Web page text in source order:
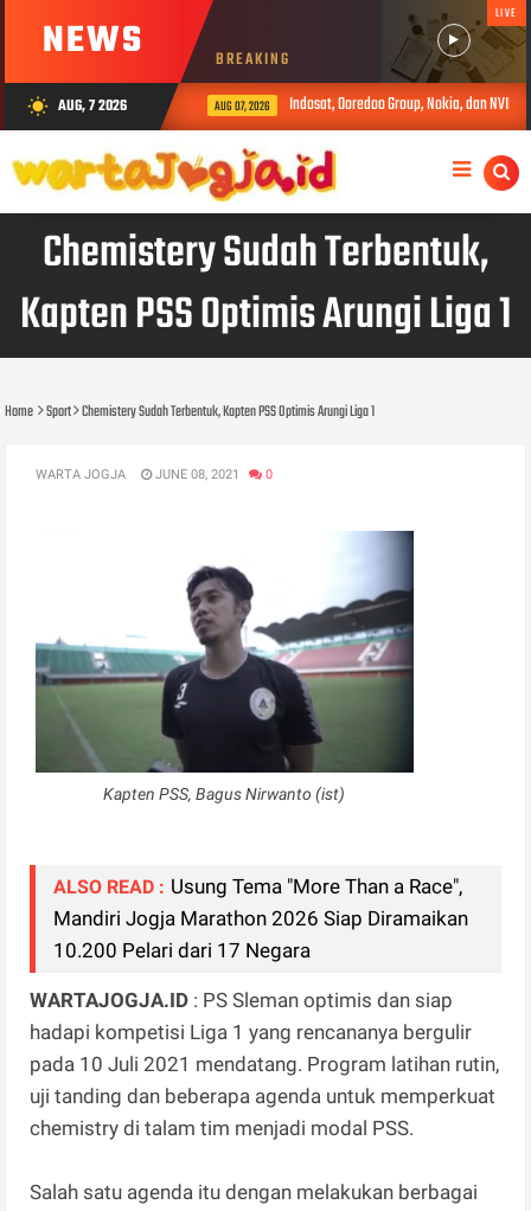
NEWS BREAKING
LIVE
wb_sunny AUG, 7 2026 AUG 07, 2026 Indosat, Ooredoo Group, Nokia, dan
Chemistery Sudah Terbentuk,
Kapten PSS Optimis Arungi Liga 1
Home Sport Chemistery Sudah Terbentuk, Kapten PSS Optimis Arungi Liga 1
WARTA JOGJA JUNE 08, 2021 0
Kapten PSS, Bagus Nirwanto (ist)
ALSO READ : Usung Tema "More Than a Race",
Mandiri Jogja Marathon 2026 Siap Diramaikan
10.200 Pelari dari 17 Negara
WARTAJOGJA.ID : PS Sleman optimis dan siap
hadapi kompetisi Liga 1 yang rencananya bergulir
pada 10 Juli 2021 mendatang. Program latihan rutin,
uji tanding dan beberapa agenda untuk memperkuat
chemistry di talam tim menjadi modal PSS.
Salah satu agenda itu dengan melakukan berbagai